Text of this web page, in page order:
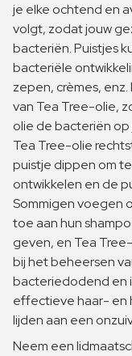
je elke ochtend en
volgt, zodat jouw
bacteriën. Puistjes
bacteriële
zepen, crèmes,
van Tea Tree-olie,
olie de bacteriën
Tea Tree-olie
puistje dippen om
ontwikkelen en de
Sommigen voegen
toe aan hun
geven, en Tea
bij het beheersen
bacteriedodend en
effectieve haar- en
lijden aan een
Neem een